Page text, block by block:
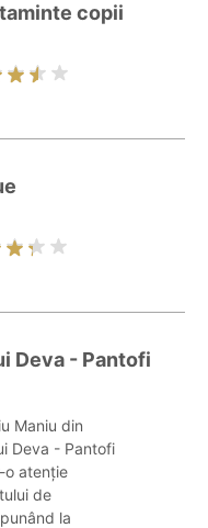
copii
Deva - Pantofi
Maniu din
Deva - Pantofi
o atenție
de
la